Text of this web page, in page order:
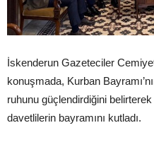
İskenderun Gazeteciler
konuşmada, Kurban
ruhunu güçlendirdiğini
davetlilerin bayramını kutladı.